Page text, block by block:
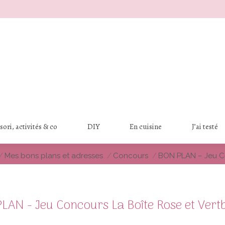
activités & co DIY En cuisine J’ai testé
:
Mes bons plans et adresses Concours BON PLAN – Jeu
- Jeu Concours La Boîte Rose et